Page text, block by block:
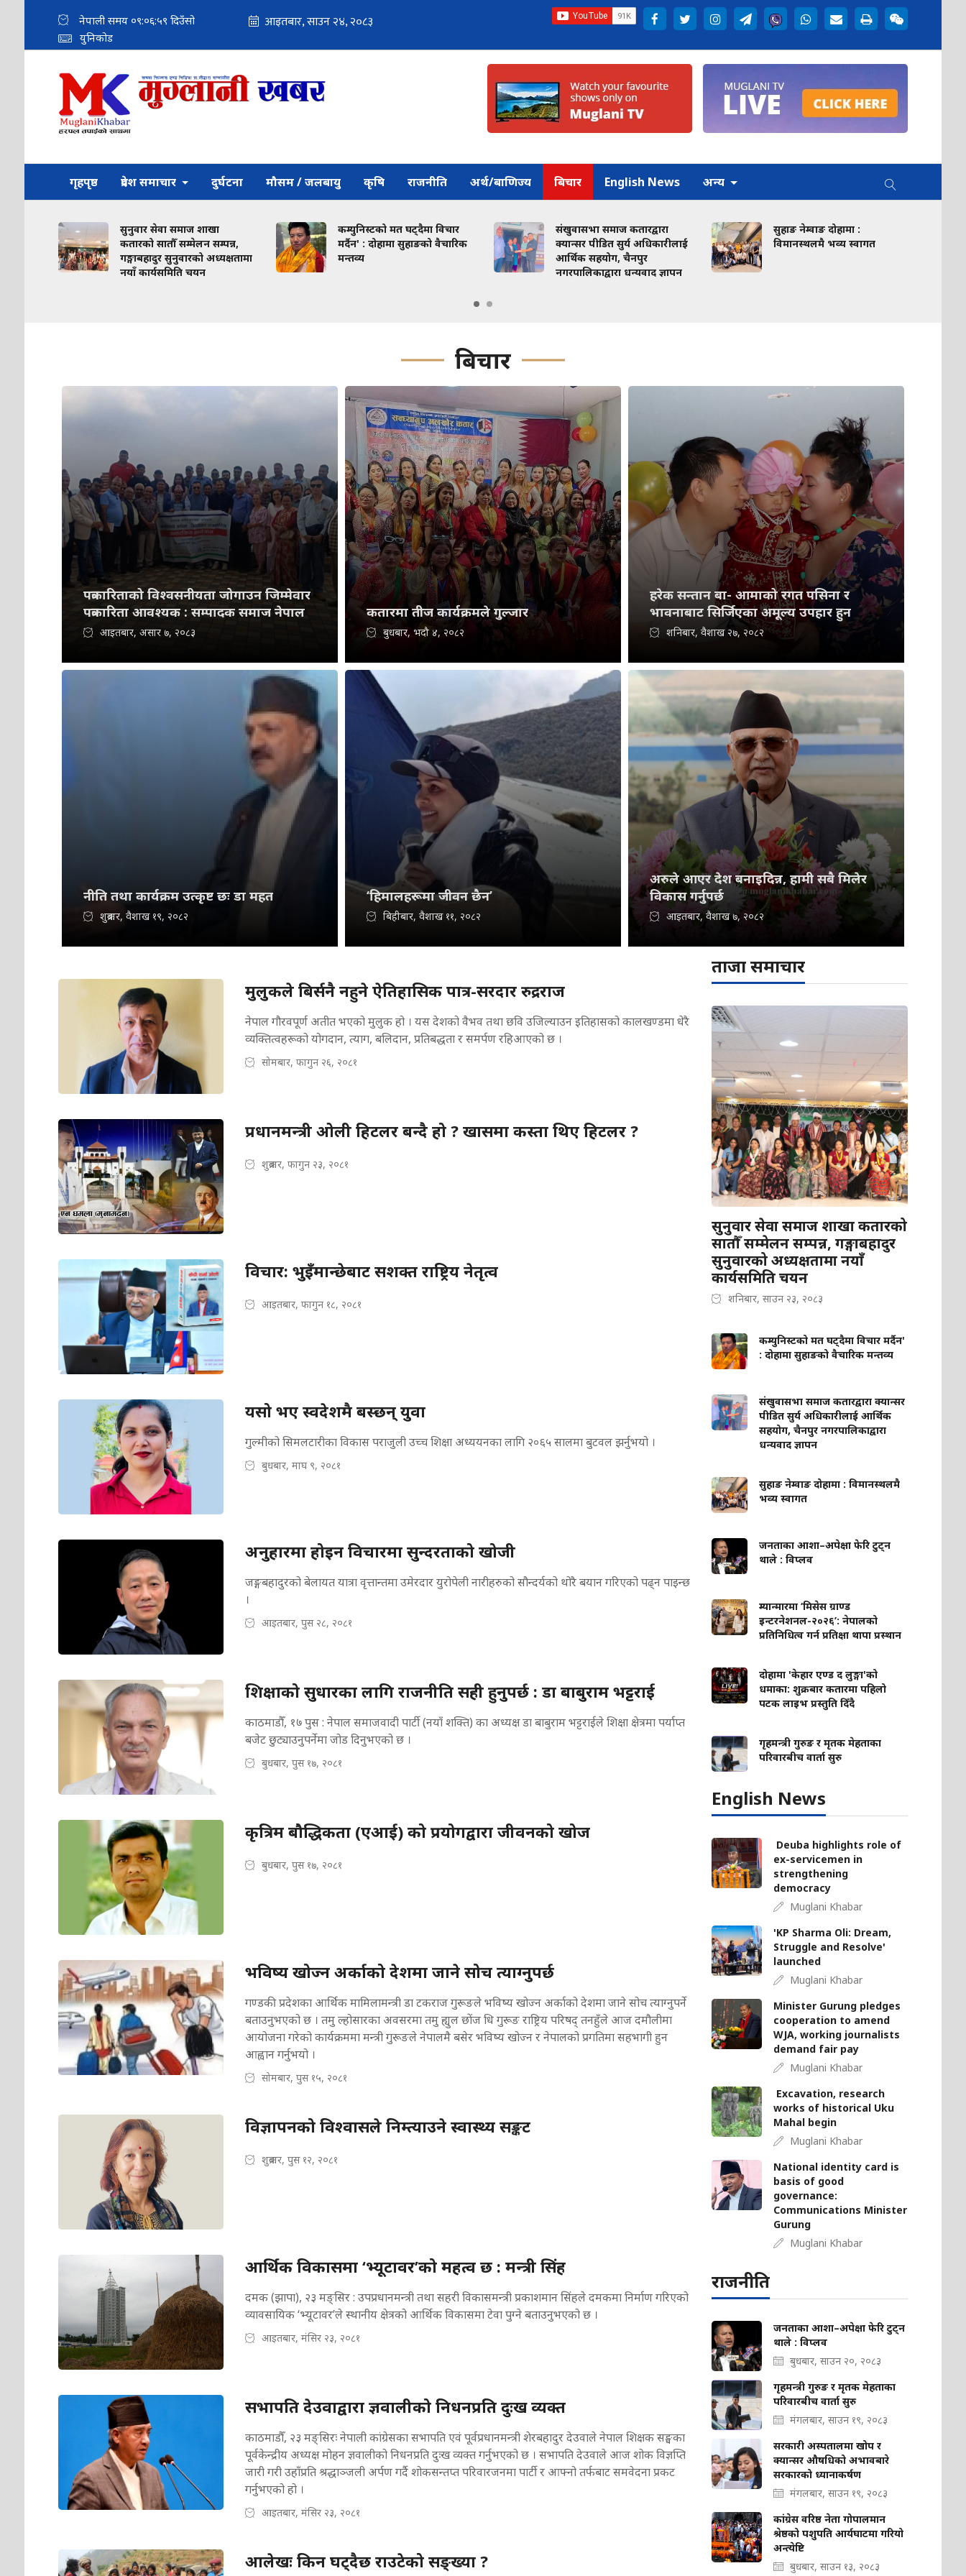
नेपाली समय ०९:०७:०० दिउँसो
युनिकोड
गृहपृष्ठ प्रदेश समाचार दुर्घटना मौसम / जलबायु कृषि राजनीति अर्थ/बाणिज्य बिचार English News अन्य
सुनुवार सेवा समाज शाखा
कतारको सातौँ सम्मेलन सम्पन्न,
गङ्गाबहादुर सुनुवारको अध्यक्षतामा
नयाँ कार्यसमिति चयन
कम्युनिस्टको मत घट्दैमा विचार
मर्दैन' : दोहामा सुहाङको वैचारिक
मन्तव्य
संखुवासभा समाज कतारद्वारा
क्यान्सर पीडित सुर्य अधिकारीलाई
आर्थिक सहयोग, चैनपुर
नगरपालिकाद्वारा धन्यवाद ज्ञापन
सुहाङ नेम्वाङ दोहामा :
विमानस्थलमै भव्य स्वागत
बिचार
पत्रकारिताको विश्वसनीयता जोगाउन जिम्मेवार
पत्रकारिता आवश्यक : सम्पादक समाज नेपाल
आइतबार, असार ७, २०८३
कतारमा तीज कार्यक्रमले गुल्जार
बुधबार, भदौ ४, २०८२
हरेक सन्तान बा- आमाको रगत पसिना र
भावनाबाट सिर्जिएका अमूल्य उपहार हुन
शनिबार, वैशाख २७, २०८२
नीति तथा कार्यक्रम उत्कृष्ट छः डा महत
शुक्रबार, वैशाख १९, २०८२
‘हिमालहरूमा जीवन छैन’
बिहीबार, वैशाख ११, २०८२
अरुले आएर देश बनाइदिन्न, हामी सबै मिलेर
विकास गर्नुपर्छ
आइतबार, वैशाख ७, २०८२
मुलुकले बिर्सनै नहुने ऐतिहासिक पात्र-सरदार रुद्रराज
नेपाल गौरवपूर्ण अतीत भएको मुलुक हो । यस देशको वैभव तथा छवि उजिल्याउन इतिहासको कालखण्डमा धेरै
व्यक्तित्वहरूको योगदान, त्याग, बलिदान, प्रतिबद्धता र समर्पण रहिआएको छ ।
सोमबार, फागुन २६, २०८१
प्रधानमन्त्री ओली हिटलर बन्दै हो ? खासमा कस्ता थिए हिटलर ?
शुक्रबार, फागुन २३, २०८१
विचार: भुइँमान्छेबाट सशक्त राष्ट्रिय नेतृत्व
आइतबार, फागुन १८, २०८१
यसो भए स्वदेशमै बस्छन् युवा
गुल्मीको सिमलटारीका विकास पराजुली उच्च शिक्षा अध्ययनका लागि २०६५ सालमा बुटवल झर्नुभयो ।
बुधबार, माघ ९, २०८१
अनुहारमा होइन विचारमा सुन्दरताको खोजी
जङ्गबहादुरको बेलायत यात्रा वृत्तान्तमा उमेरदार युरोपेली नारीहरुको सौन्दर्यको थोरै बयान गरिएको पढ्न पाइन्छ
।
आइतबार, पुस २८, २०८१
शिक्षाको सुधारका लागि राजनीति सही हुनुपर्छ : डा बाबुराम भट्टराई
काठमाडौँ, १७ पुस : नेपाल समाजवादी पार्टी (नयाँ शक्ति) का अध्यक्ष डा बाबुराम भट्टराईले शिक्षा क्षेत्रमा पर्याप्त
बजेट छुट्याउनुपर्नेमा जोड दिनुभएको छ ।
बुधबार, पुस १७, २०८१
कृत्रिम बौद्धिकता (एआई) को प्रयोगद्वारा जीवनको खोज
बुधबार, पुस १७, २०८१
भविष्य खोज्न अर्काको देशमा जाने सोच त्याग्नुपर्छ
गण्डकी प्रदेशका आर्थिक मामिलामन्त्री डा टकराज गुरूङले भविष्य खोज्न अर्काको देशमा जाने सोच त्याग्नुपर्ने
बताउनुभएको छ । तमु ल्होसारका अवसरमा तमु ह्युल छोंज धि गुरूङ राष्ट्रिय परिषद् तनहुँले आज दमौलीमा
आयोजना गरेको कार्यक्रममा मन्त्री गुरूङले नेपालमै बसेर भविष्य खोज्न र नेपालको प्रगतिमा सहभागी हुन
आह्वान गर्नुभयो ।
सोमबार, पुस १५, २०८१
विज्ञापनको विश्वासले निम्त्याउने स्वास्थ्य सङ्कट
शुक्रबार, पुस १२, २०८१
आर्थिक विकासमा ‘भ्यूटावर’को महत्व छ : मन्त्री सिंह
दमक (झापा), २३ मङ्सिर : उपप्रधानमन्त्री तथा सहरी विकासमन्त्री प्रकाशमान सिंहले दमकमा निर्माण गरिएको
व्यावसायिक ‘भ्यूटावर’ले स्थानीय क्षेत्रको आर्थिक विकासमा टेवा पुग्ने बताउनुभएको छ ।
आइतबार, मंसिर २३, २०८१
सभापति देउवाद्वारा ज्ञवालीको निधनप्रति दुःख व्यक्त
काठमाडौँ, २३ मङ्सिरः नेपाली कांग्रेसका सभापति एवं पूर्वप्रधानमन्त्री शेरबहादुर देउवाले नेपाल शिक्षक सङ्घका
पूर्वकेन्द्रीय अध्यक्ष मोहन ज्ञवालीको निधनप्रति दुःख व्यक्त गर्नुभएको छ । सभापति देउवाले आज शोक विज्ञप्ति
जारी गरी उहाँप्रति श्रद्धाञ्जली अर्पण गर्दै शोकसन्तप्त परिवारजनमा पार्टी र आफ्नो तर्फबाट समवेदना प्रकट
गर्नुभएको हो ।
आइतबार, मंसिर २३, २०८१
आलेखः किन घट्दैछ राउटेको सङ्ख्या ?
ताजा समाचार
सुनुवार सेवा समाज शाखा कतारको
सातौँ सम्मेलन सम्पन्न, गङ्गाबहादुर
सुनुवारको अध्यक्षतामा नयाँ
कार्यसमिति चयन
शनिबार, साउन २३, २०८३
कम्युनिस्टको मत घट्दैमा विचार मर्दैन'
: दोहामा सुहाङको वैचारिक मन्तव्य
संखुवासभा समाज कतारद्वारा क्यान्सर
पीडित सुर्य अधिकारीलाई आर्थिक
सहयोग, चैनपुर नगरपालिकाद्वारा
धन्यवाद ज्ञापन
सुहाङ नेम्वाङ दोहामा : विमानस्थलमै
भव्य स्वागत
जनताका आशा–अपेक्षा फेरि टुट्न
थाले : विप्लव
म्यान्मारमा ‘मिसेस ग्राण्ड
इन्टरनेशनल-२०२६’: नेपालको
प्रतिनिधित्व गर्न प्रतिक्षा थापा प्रस्थान
दोहामा 'केहार एण्ड द लुङ्गा'को
धमाका: शुक्रबार कतारमा पहिलो
पटक लाइभ प्रस्तुति दिँदै
गृहमन्त्री गुरुङ र मृतक मेहताका
परिवारबीच वार्ता सुरु
English News
Deuba highlights role of
ex-servicemen in
strengthening
democracy
Muglani Khabar
'KP Sharma Oli: Dream,
Struggle and Resolve'
launched
Muglani Khabar
Minister Gurung pledges
cooperation to amend
WJA, working journalists
demand fair pay
Muglani Khabar
Excavation, research
works of historical Uku
Mahal begin
Muglani Khabar
National identity card is
basis of good
governance:
Communications Minister
Gurung
Muglani Khabar
राजनीति
जनताका आशा–अपेक्षा फेरि टुट्न
थाले : विप्लव
बुधबार, साउन २०, २०८३
गृहमन्त्री गुरुङ र मृतक मेहताका
परिवारबीच वार्ता सुरु
मंगलबार, साउन १९, २०८३
सरकारी अस्पतालमा खोप र
क्यान्सर औषधिको अभावबारे
सरकारको ध्यानाकर्षण
मंगलबार, साउन १९, २०८३
कांग्रेस वरिष्ठ नेता गोपालमान
श्रेष्ठको पशुपति आर्यघाटमा गरियो
अन्त्येष्टि
बुधबार, साउन १३, २०८३